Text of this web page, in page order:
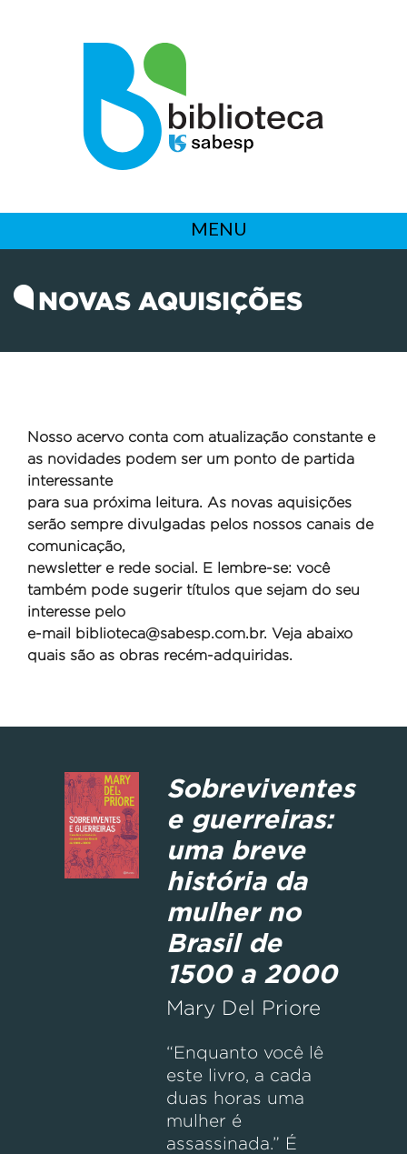
MENU
NOVAS AQUISIÇÕES
Nosso acervo conta com atualização constante e
as novidades podem ser um ponto de partida
interessante
para sua próxima leitura. As novas aquisições
serão sempre divulgadas pelos nossos canais de
comunicação,
newsletter e rede social. E lembre-se: você
também pode sugerir títulos que sejam do seu
interesse pelo
e-mail
biblioteca@sabesp.com.br. Veja abaixo
quais são as obras recém-adquiridas.
Sobreviventes
e guerreiras:
uma breve
história da
mulher no
Brasil de
1500 a 2000
Mary Del Priore
“Enquanto você lê
este livro, a cada
duas horas uma
mulher é
assassinada.” É